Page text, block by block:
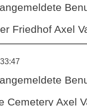
Friedhof Axel
Cemetery Axel